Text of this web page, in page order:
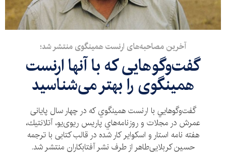
آخرین مصاحبه‌های ارنست همینگوی منتشر شد؛
گفت‌وگوهایی که با آنها ارنست
همینگوی را بهتر می‌شناسید
گفت‌وگوهايي با ارنست همينگوي كه در چهار سال پایانی
عمرش در مجلات و روزنامه‌هاي پاريس ريو‌ی‌يو، آتلانتيك،
هفته نامه استار و اسكواير کار شده در قالب کتابی با ترجمه
حسین کربلایی‌طاهر از طرف نشر آفتابکاران منتشر شد.